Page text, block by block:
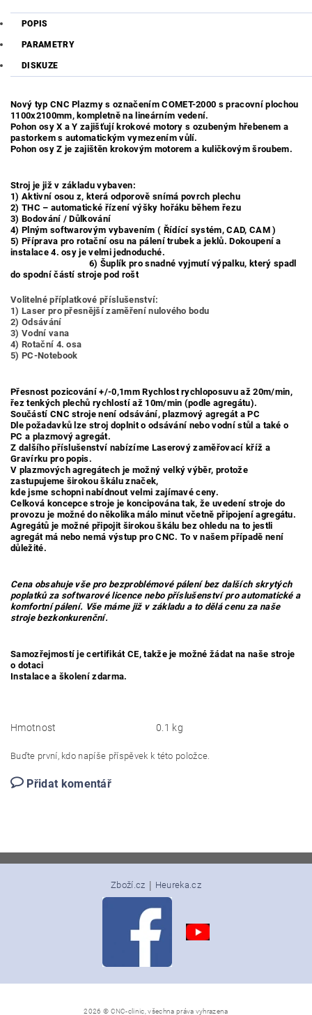
POPIS
PARAMETRY
DISKUZE
Nový typ CNC Plazmy s označením COMET-2000 s pracovní plochou
1100x2100mm, kompletně na lineárním vedení.
Pohon osy X a Y zajišťují krokové motory s ozubeným hřebenem a
pastorkem s automatickým vymezením vůlí.
Pohon osy Z je zajištěn krokovým motorem a kuličkovým šroubem.
Stroj je již v základu vybaven:
1) Aktivní osou z, která odporově snímá povrch plechu
2) THC – automatické řízení výšky hořáku během řezu
3) Bodování / Důlkování
4) Plným softwarovým vybavením ( Řídící systém, CAD, CAM )
5) Příprava pro rotační osu na pálení trubek a jeklů. Dokoupení a
instalace 4. osyje velmi jednoduché.
6) Šuplík pro snadné vyjmutí výpalku, který spadl
do spodní částí stroje pod rošt
Volitelné příplatkové příslušenství:
1) Laser pro přesnější zaměření nulového bodu
2) Odsávání
3) Vodní vana
4) Rotační 4. osa
5) PC-Notebook
Přesnost pozicování +/-0,1mm Rychlost rychloposuvu až 20m/min,
řez tenkých plechů rychlostí až 10m/min (podle agregátu).
Součástí CNC stroje není odsávání, plazmový agregát a PC
Dle požadavků lze stroj doplnit o odsávání nebo vodní stůl a také o
PC a plazmový agregát.
Z dalšího příslušenství nabízíme Laserový zaměřovací kříž a
Gravírku pro popis.
V plazmových agregátech je možný velký výběr, protože
zastupujeme širokou škálu značek,
kde jsme schopni nabídnout velmi zajímavé ceny.
Celková koncepce stroje je koncipována tak, že uvedení stroje do
provozu je možné do několika málo minut včetně připojení agregátu.
Agregátů je možné připojit širokou škálu bez ohledu na to jestli
agregát má nebo nemá výstup pro CNC. To v našem případě není
důležité.
Cena obsahuje vše pro bezproblémové pálení bez dalších skrytých
poplatků za softwarové licence nebo příslušenství pro automatické a
komfortní pálení. Vše máme již v základu a to dělá cenu za naše
stroje bezkonkurenční.
Samozřejmostí je certifikát CE, takže je možné žádat na naše stroje
o dotaci
Instalace a školení zdarma.
Hmotnost 0.1 kg
Buďte první, kdo napíše příspěvek k této položce.
Přidat komentář
Zboží.cz | Heureka.cz
2026 © CNC-clinic, všechna práva vyhrazena